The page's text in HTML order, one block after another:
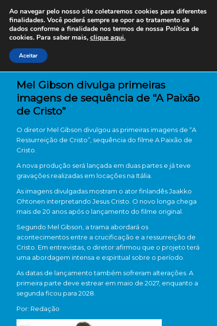
Mel Gibson divulga primeiras
imagens de sequência de “A Paixão
de Cristo”
O diretor Mel Gibson divulgou as primeiras imagens de “A
Ressurreição de Cristo”, sequência do filme A Paixão de
Cristo
A nova produção será lançada em duas partes e já teve
gravações realizadas em locações na Itália.
As imagens divulgadas mostram o ator finlandêsJaakko
Ohtonen interpretando Jesus Cristo. O novo longa chega
mais de 20 anos após o lançamento do filme original.
Segundo Mel Gibson, a trama abordará os
acontecimentos entre a crucificação e a ressurreição de
Cristo. Em entrevistas, o diretor afirmou que o projeto terá
uma abordagem intensa e espiritual sobre o período.
As datas de lançamento também sofreram alterações. A
primeira parte deve estrear em maio de 2027, enquanto a
segunda ficou para 2028.
Por: Redação
Ao navegar pelo nosso site coletaremos cookies para diferentes
finalidades. Você poderá sempre se opor ao tratamento de
dados conforme a finalidade nos termos de nossa Política de
cookies. Para saber mais, clique aqui.
Aceitar